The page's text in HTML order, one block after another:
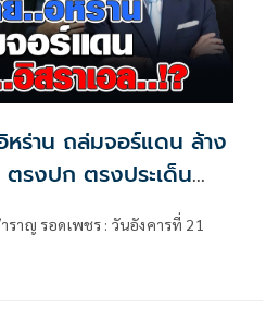
หร่าน ถล่มจอร์แดน ล้าง
ราญ รอดเพชร : วันอังคารที่ 21